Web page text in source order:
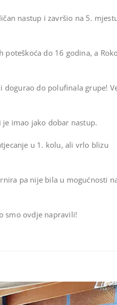
nastup i završio na 5.
do 16 godina, a Roko
dogurao do polufinala grupe!
imao jako dobar nastup.
u 1. kolu, ali vrlo blizu
pa nije bila u mogućnosti
smo ovdje napravili!